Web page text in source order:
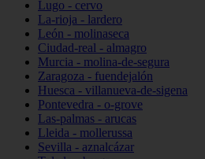
Lugo - cervo
La-rioja - lardero
León - molinaseca
Ciudad-real - almagro
Murcia - molina-de-segura
Zaragoza - fuendejalón
Huesca - villanueva-de-sigena
Pontevedra - o-grove
Las-palmas - arucas
Lleida - mollerussa
Sevilla - aznalcázar